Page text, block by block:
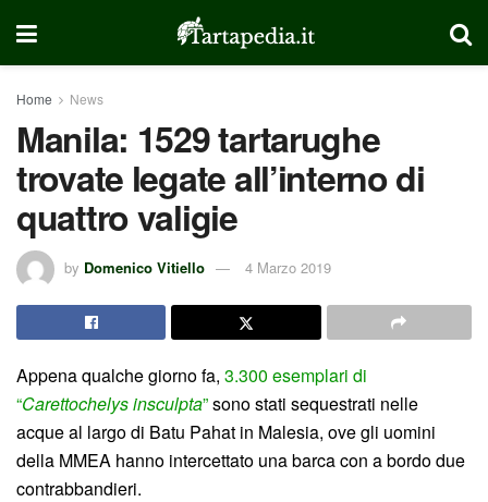
Home News
Manila: 1529 tartarughe
trovate legate all’interno di
quattro valigie
by Domenico Vitiello 4 Marzo 2019
Appena qualche giorno fa, 3.300 esemplari di
“Carettochelys insculpta”sono stati sequestrati nelle
acque al largo di Batu Pahat in Malesia, ove gli uomini
della MMEA hanno intercettato una barca con a bordo due
contrabbandieri.